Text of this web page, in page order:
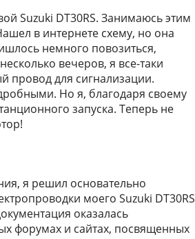
Suzuki DT30RS. Занимаюсь этим
в интернете схему, но она
немного повозиться,
вечеров, я все-таки
провод для сигнализации.
Но я, благодаря своему
запуска. Теперь не
я решил основательно
моего Suzuki DT30RS
оказалась
форумах и сайтах, посвященных